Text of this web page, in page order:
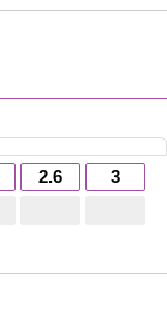
2.6
3